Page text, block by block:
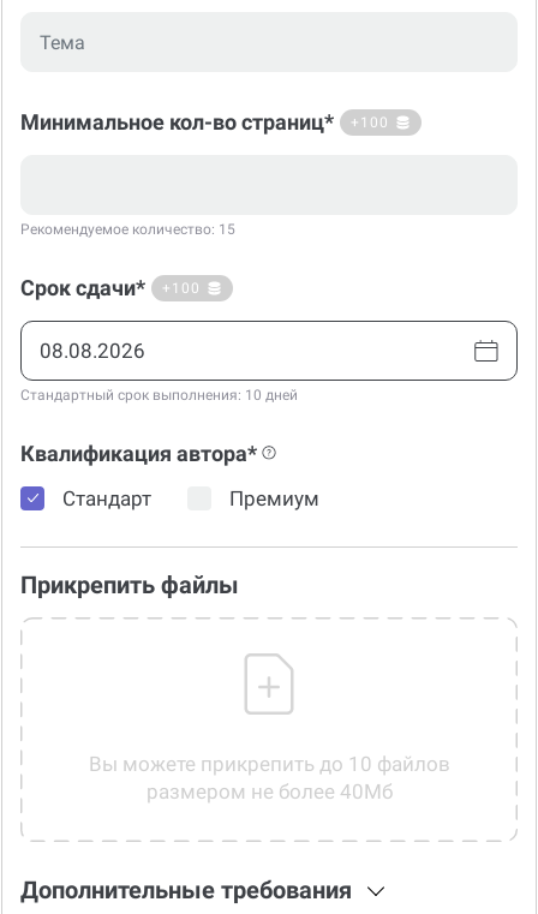
Минимальное кол-во страниц* +100
Рекомендуемое количество: 15
Срок сдачи* +100
Стандартный срок выполнения: 10 дней
Квалификация автора*
Стандарт Премиум
Прикрепить файлы
Вы можете прикрепить до 10 файлов
размером не более 40Мб
Дополнительные требования